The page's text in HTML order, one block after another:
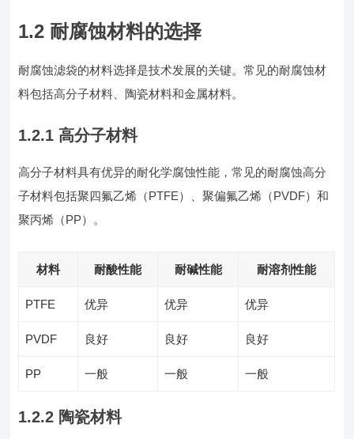
1.2 耐腐蚀材料的选择
耐腐蚀滤袋的材料选择是技术发展的关键。常见的耐腐蚀材
料包括高分子材料、陶瓷材料和金属材料。
1.2.1 高分子材料
高分子材料具有优异的耐化学腐蚀性能，常见的耐腐蚀高分
子材料包括聚四氟乙烯（PTFE）、聚偏氟乙烯（PVDF）和
聚丙烯（PP）。
材料 耐酸性能 耐碱性能 耐溶剂性能
PTFE 优异 优异 优异
PVDF 良好 良好 良好
PP 一般 一般 一般
1.2.2 陶瓷材料